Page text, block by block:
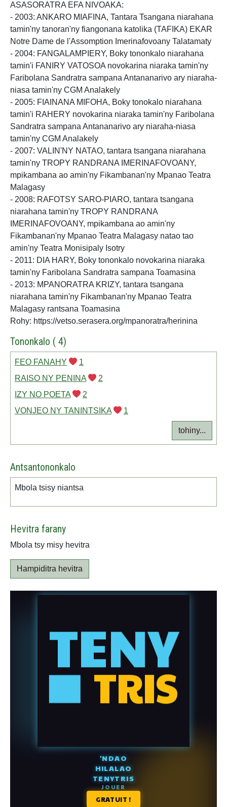
ASASORATRA EFA NIVOAKA:
- 2003: ANKARO MIAFINA, Tantara Tsangana niarahana
tamin'ny tanoran'ny fiangonana katolika (TAFIKA) EKAR
Notre Dame de l'Assomption Imerinafovoany Talatamaty
- 2004: FANGALAMPIERY, Boky tononkalo niarahana
tamin'i FANIRY VATOSOA novokarina niaraka tamin'ny
Faribolana Sandratra sampana Antananarivo ary niaraha-
niasa tamin'ny CGM Analakely
- 2005: FIAINANA MIFOHA, Boky tonokalo niarahana
tamin'i RAHERY novokarina niaraka tamin'ny Faribolana
Sandratra sampana Antananarivo ary niaraha-niasa
tamin'ny CGM Analakely
- 2007: VALIN'NY NATAO, tantara tsangana niarahana
tamin'ny TROPY RANDRANA IMERINAFOVOANY,
mpikambana ao amin'ny Fikambanan'ny Mpanao Teatra
Malagasy
- 2008: RAFOTSY SARO-PIARO, tantara tsangana
niarahana tamin'ny TROPY RANDRANA
IMERINAFOVOANY, mpikambana ao amin'ny
Fikambanan'ny Mpanao Teatra Malagasy natao tao
amin'ny Teatra Monisipaly Isotry
- 2011: DIA HARY, Boky tononkalo novokarina niaraka
tamin'ny Faribolana Sandratra sampana Toamasina
- 2013: MPANORATRA KRIZY, tantara tsangana
niarahana tamin'ny Fikambanan'ny Mpanao Teatra
Malagasy rantsana Toamasina
Rohy: https://vetso.serasera.org/mpanoratra/herinina
Tononkalo ( 4)
FEO FANAHY
1
RAISO NY PENINA
2
IZY NO POETA
2
VONJEO NY TANINTSIKA
1
tohiny...
Antsantononkalo
Mbola tsisy niantsa
Hevitra farany
Mbola tsy misy hevitra
Hampiditra hevitra